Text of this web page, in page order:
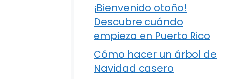
¡Bienvenido otoño!
Descubre cuándo
empieza en Puerto Rico
Cómo hacer un árbol de
Navidad casero